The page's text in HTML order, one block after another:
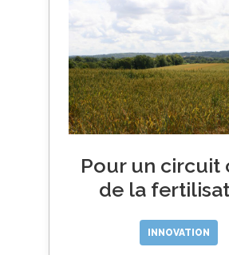
Pour un circuit
de la
INNOVATION